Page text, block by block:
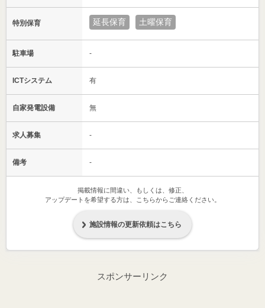
特別保育 延長保育 土曜保育
駐車場 -
ICTシステム 有
自家発電設備 無
求人募集 -
備考 -
掲載情報に間違い、もしくは、修正、
アップデートを希望する方は、こちらからご連絡ください。
施設情報の更新依頼はこちら
スポンサーリンク